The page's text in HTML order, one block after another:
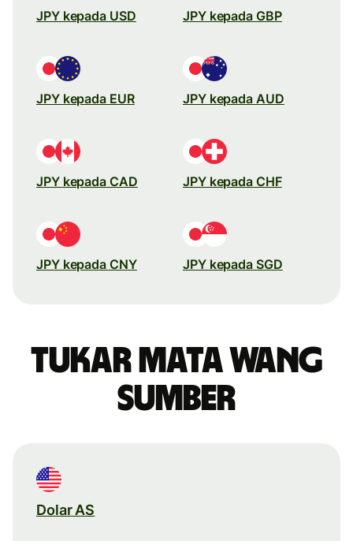
JPY kepada USD JPY kepada GBP
JPY kepada EUR JPY kepada AUD
JPY kepada CAD JPY kepada CHF
JPY kepada CNY JPY kepada SGD
Tukar mata wang
sumber
Dolar AS